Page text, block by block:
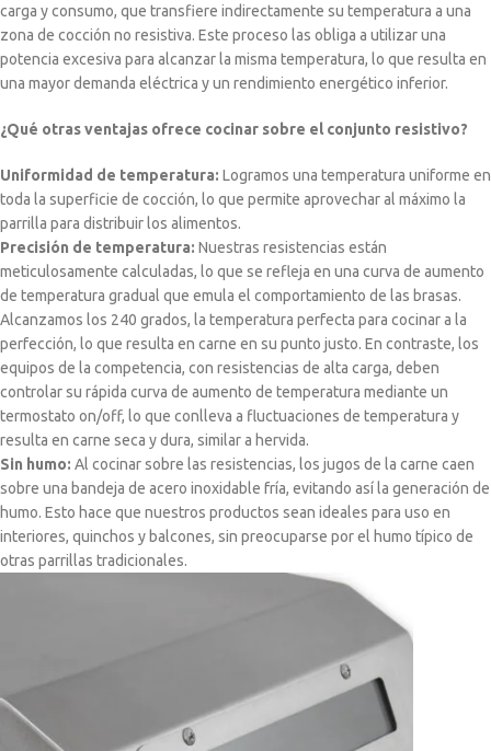
carga y consumo, que transfiere indirectamente su temperatura a una
zona de cocción no resistiva. Este proceso las obliga a utilizar una
potencia excesiva para alcanzar la misma temperatura, lo que resulta en
una mayor demanda eléctrica y un rendimiento energético inferior.
¿Qué otras ventajas ofrece cocinar sobre el conjunto resistivo?
Uniformidad de temperatura: Logramos una temperatura uniforme en
toda la superficie de cocción, lo que permite aprovechar al máximo la
parrilla para distribuir los alimentos.
Precisión de temperatura: Nuestras resistencias están
meticulosamente calculadas, lo que se refleja en una curva de aumento
de temperatura gradual que emula el comportamiento de las brasas.
Alcanzamos los 240 grados, la temperatura perfecta para cocinar a la
perfección, lo que resulta en carne en su punto justo. En contraste, los
equipos de la competencia, con resistencias de alta carga, deben
controlar su rápida curva de aumento de temperatura mediante un
termostato on/off, lo que conlleva a fluctuaciones de temperatura y
resulta en carne seca y dura, similar a hervida.
Sin humo: Al cocinar sobre las resistencias, los jugos de la carne caen
sobre una bandeja de acero inoxidable fría, evitando así la generación de
humo. Esto hace que nuestros productos sean ideales para uso en
interiores, quinchos y balcones, sin preocuparse por el humo típico de
otras parrillas tradicionales.